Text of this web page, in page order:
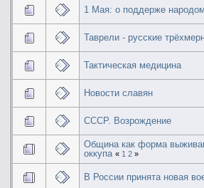
1 Мая: о поддерже
Таврели - русские
Тактическая медицина
Новости славян
СССР. Возрождение
Община как форма
оккупа « 1 2 »
В России принята новая